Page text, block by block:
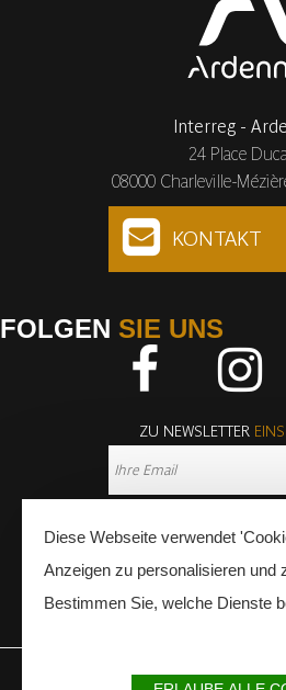
Interreg -
24 Place
08000 Charleville-
KONTAKT
FOLGEN SIE UNS
ZU NEWSLETTER
PRESSE
Diese Webseite verwendet
Anzeigen zu personalisieren und
Bestimmen Sie, welche Dienste